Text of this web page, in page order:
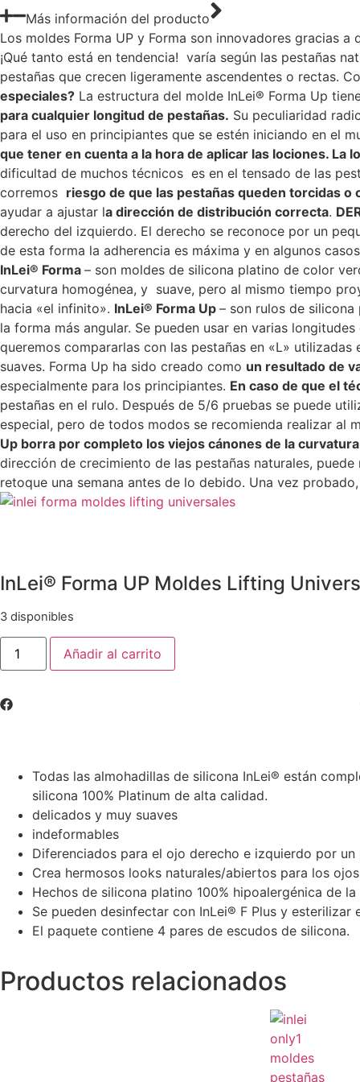
Más información del producto
Los moldes Forma UP y Forma son innovadores gracias a
¡Qué tanto está en tendencia! varía según las pestañas
pestañas que crecen ligeramente ascendentes o rectas.
especiales? La estructura del molde InLei® Forma Up
para cualquier longitud de pestañas. Su peculiaridad
para el uso en principiantes que se estén iniciando en el
que tener en cuenta a la hora de aplicar las lociones. La
dificultad de muchos técnicos es en el tensado de las
corremos riesgo de que las pestañas queden torcidas o
ayudar a ajustar la dirección de distribución correcta.
derecho del izquierdo. El derecho se reconoce por un
de esta forma la adherencia es máxima y en algunos
InLei® Forma – son moldes de silicona platino de color
curvatura homogénea, y suave, pero al mismo tiempo
hacia «el infinito». InLei® Forma Up – son rulos de
la forma más angular. Se pueden usar en varias
queremos compararlas con las pestañas en «L»
suaves. Forma Up ha sido creado como un resultado de
especialmente para los principiantes. En caso de que el
pestañas en el rulo. Después de 5/6 pruebas se puede
especial, pero de todos modos se recomienda realizar al
Up borra por completo los viejos cánones de la
dirección de crecimiento de las pestañas naturales,
retoque una semana antes de lo debido. Una vez
InLei® Forma UP Moldes Lifting
3 disponibles
Añadir al carrito
Todas las almohadillas de silicona InLei® están
silicona 100% Platinum de alta calidad.
delicados y muy suaves
indeformables
Diferenciados para el ojo derecho e izquierdo por
Crea hermosos looks naturales/abiertos para los
Hechos de silicona platino 100% hipoalergénica de
Se pueden desinfectar con InLei® F Plus y esterilizar
El paquete contiene 4 pares de escudos de silicona.
Productos relacionados